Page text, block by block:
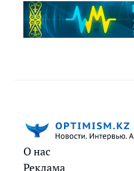
О нас
Реклама